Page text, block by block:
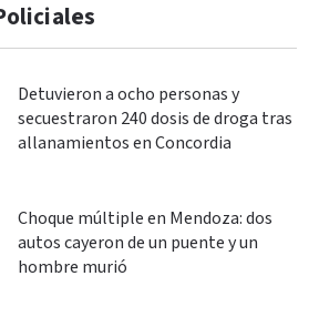
Detuvieron a ocho personas y
secuestraron 240 dosis de droga tras
allanamientos en Concordia
Choque múltiple en Mendoza: dos
autos cayeron de un puente y un
hombre murió